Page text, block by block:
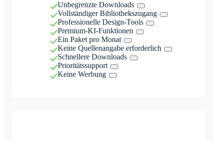
Unbegrenzte Downloads
Vollständiger Bibliothekszugang
Professionelle Design-Tools
Premium-KI-Funktionen
Ein Paket pro Monat
Keine Quellenangabe erforderlich
Schnellere Downloads
Prioritätssupport
Keine Werbung